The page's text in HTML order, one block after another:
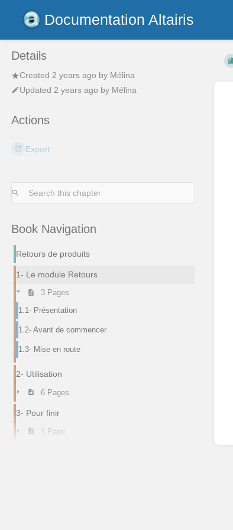
Documentation Altairis
Details
Created 2 years ago by Mélina
Updated 2 years ago by Mélina
Actions
Export
Book Navigation
Retours de produits
1- Le module Retours
3 Pages
1.1- Présentation
1.2- Avant de commencer
1.3- Mise en route
2- Utilisation
6 Pages
3- Pour finir
1 Page